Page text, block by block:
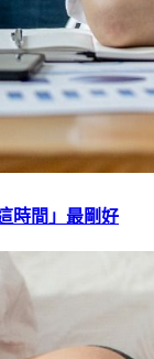
時間」最剛好